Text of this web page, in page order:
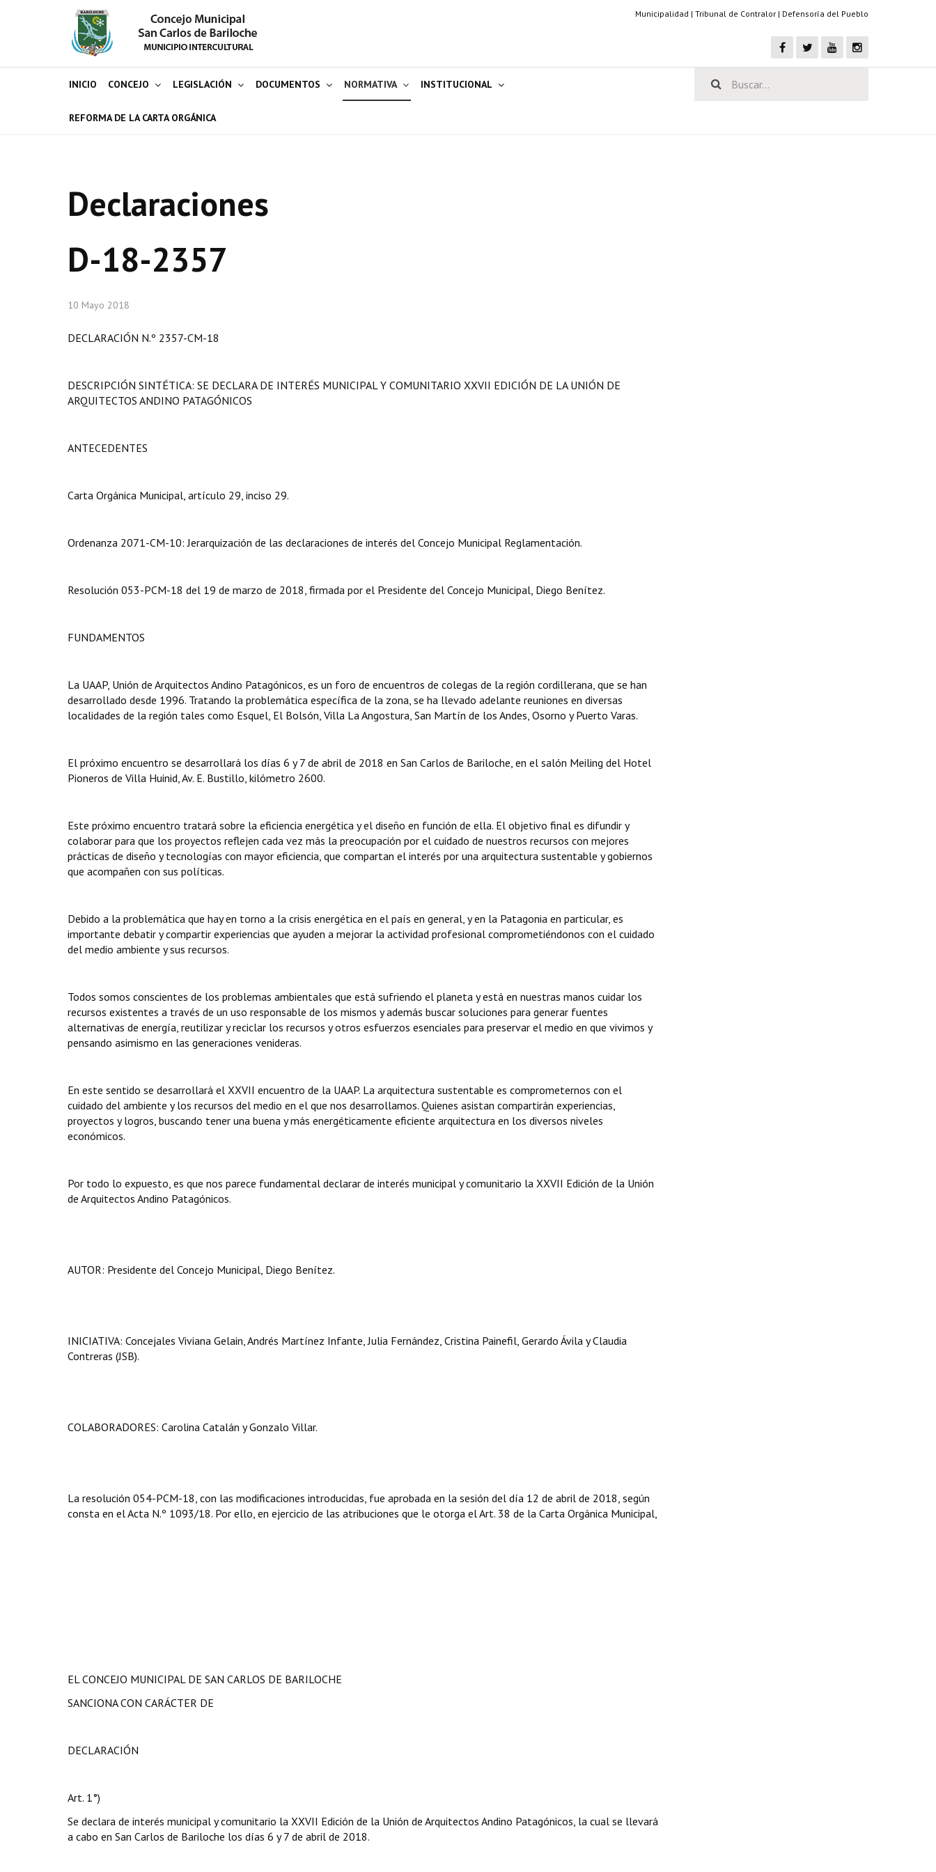
Municipalidad | Tribunal de Contralor | Defensoría del Pueblo
INICIO CONCEJO LEGISLACIÓN DOCUMENTOS NORMATIVA INSTITUCIONAL
REFORMA DE LA CARTA ORGÁNICA
Declaraciones
D-18-2357
10 Mayo 2018
DECLARACIÓN N.º 2357-CM-18
DESCRIPCIÓN SINTÉTICA: SE DECLARA DE INTERÉS MUNICIPAL Y COMUNITARIO XXVII EDICIÓN DE LA UNIÓN DE
ARQUITECTOS ANDINO PATAGÓNICOS
ANTECEDENTES
Carta Orgánica Municipal, artículo 29, inciso 29.
Ordenanza 2071-CM-10: Jerarquización de las declaraciones de interés del Concejo Municipal Reglamentación.
Resolución 053-PCM-18 del 19 de marzo de 2018, firmada por el Presidente del Concejo Municipal, Diego Benítez.
FUNDAMENTOS
La UAAP, Unión de Arquitectos Andino Patagónicos, es un foro de encuentros de colegas de la región cordillerana, que se han
desarrollado desde 1996. Tratando la problemática específica de la zona, se ha llevado adelante reuniones en diversas
localidades de la región tales como Esquel, El Bolsón, Villa La Angostura, San Martín de los Andes, Osorno y Puerto Varas.
El próximo encuentro se desarrollará los días 6 y 7 de abril de 2018 en San Carlos de Bariloche, en el salón Meiling del Hotel
Pioneros de Villa Huinid, Av. E. Bustillo, kilómetro 2600.
Este próximo encuentro tratará sobre la eficiencia energética y el diseño en función de ella. El objetivo final es difundir y
colaborar para que los proyectos reflejen cada vez más la preocupación por el cuidado de nuestros recursos con mejores
prácticas de diseño y tecnologías con mayor eficiencia, que compartan el interés por una arquitectura sustentable y gobiernos
que acompañen con sus políticas.
Debido a la problemática que hay en torno a la crisis energética en el país en general, y en la Patagonia en particular, es
importante debatir y compartir experiencias que ayuden a mejorar la actividad profesional comprometiéndonos con el cuidado
del medio ambiente y sus recursos.
Todos somos conscientes de los problemas ambientales que está sufriendo el planeta y está en nuestras manos cuidar los
recursos existentes a través de un uso responsable de los mismos y además buscar soluciones para generar fuentes
alternativas de energía, reutilizar y reciclar los recursos y otros esfuerzos esenciales para preservar el medio en que vivimos y
pensando asimismo en las generaciones venideras.
En este sentido se desarrollará el XXVII encuentro de la UAAP. La arquitectura sustentable es comprometernos con el
cuidado del ambiente y los recursos del medio en el que nos desarrollamos. Quienes asistan compartirán experiencias,
proyectos y logros, buscando tener una buena y más energéticamente eficiente arquitectura en los diversos niveles
económicos.
Por todo lo expuesto, es que nos parece fundamental declarar de interés municipal y comunitario la XXVII Edición de la Unión
de Arquitectos Andino Patagónicos.
AUTOR: Presidente del Concejo Municipal, Diego Benítez.
INICIATIVA: Concejales Viviana Gelain, Andrés Martínez Infante, Julia Fernández, Cristina Painefil, Gerardo Ávila y Claudia
Contreras (JSB).
COLABORADORES: Carolina Catalán y Gonzalo Villar.
La resolución 054-PCM-18, con las modificaciones introducidas, fue aprobada en la sesión del día 12 de abril de 2018, según
consta en el Acta N.º 1093/18. Por ello, en ejercicio de las atribuciones que le otorga el Art. 38 de la Carta Orgánica Municipal,
EL CONCEJO MUNICIPAL DE SAN CARLOS DE BARILOCHE
SANCIONA CON CARÁCTER DE
DECLARACIÓN
Art. 1°)
Se declara de interés municipal y comunitario la XXVII Edición de la Unión de Arquitectos Andino Patagónicos, la cual se llevará
a cabo en San Carlos de Bariloche los días 6 y 7 de abril de 2018.